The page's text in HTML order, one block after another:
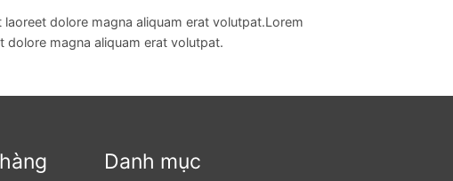
dolore magna aliquam erat volutpat.Lorem
magna aliquam erat volutpat.
Danh mục